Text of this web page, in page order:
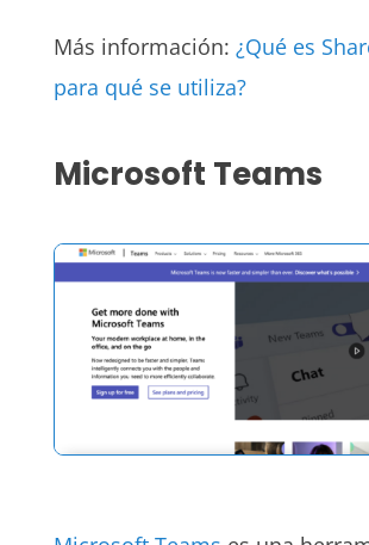
Más información: ¿Qué es
para qué se utiliza?
Microsoft Teams